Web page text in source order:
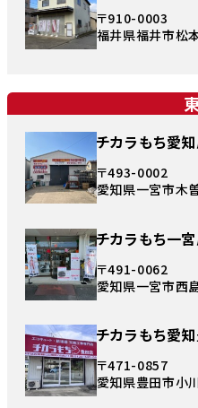
〒910-0003
福井県福井市松
チカラもち愛
〒493-0002
愛知県一宮市木
チカラもち一
〒491-0062
愛知県一宮市西
チカラもち愛
〒471-0857
愛知県豊田市小